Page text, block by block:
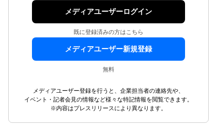
メディアユーザーログイン
既に登録済みの方はこちら
メディアユーザー新規登録
無料
メディアユーザー登録を行うと、企業担当者の連絡先や、
イベント・記者会見の情報など様々な特記情報を閲覧できます。
※内容はプレスリリースにより異なります。